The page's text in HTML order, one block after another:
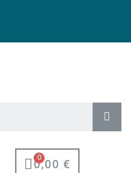
0,00 €